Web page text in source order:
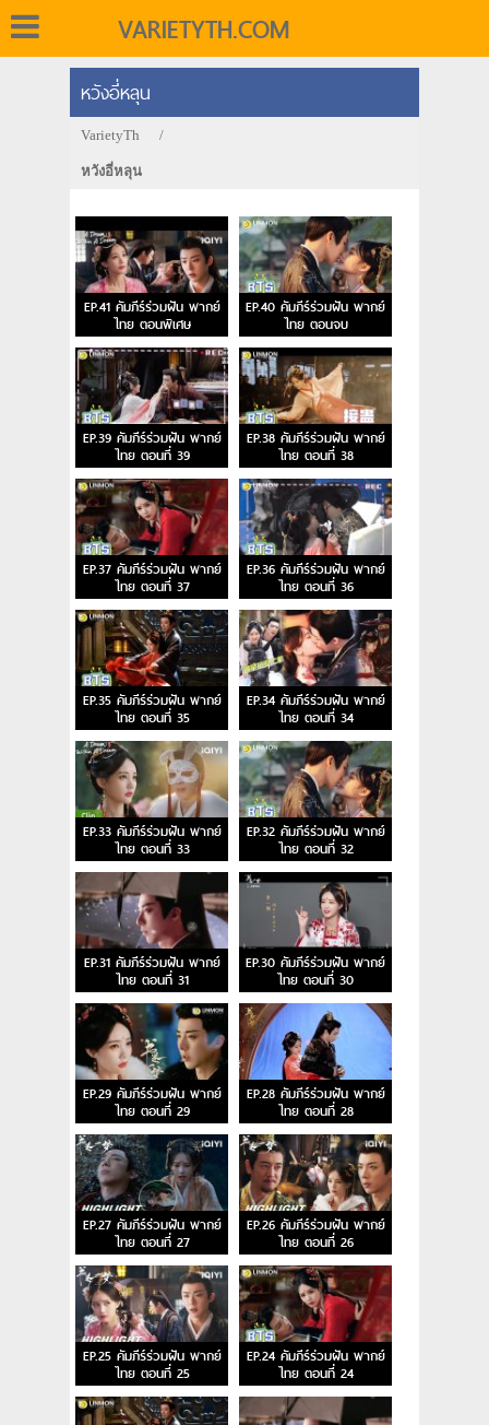
VARIETYTH.COM
หวังอี่หลุน
VarietyTh /
หวังอี่หลุน
EP.41 คัมภีร์ร่วมฝัน พากย์
ไทย ตอนพิเศษ
EP.40 คัมภีร์ร่วมฝัน พากย์
ไทย ตอนจบ
EP.39 คัมภีร์ร่วมฝัน พากย์
ไทย ตอนที่ 39
EP.38 คัมภีร์ร่วมฝัน พากย์
ไทย ตอนที่ 38
EP.37 คัมภีร์ร่วมฝัน พากย์
ไทย ตอนที่ 37
EP.36 คัมภีร์ร่วมฝัน พากย์
ไทย ตอนที่ 36
EP.35 คัมภีร์ร่วมฝัน พากย์
ไทย ตอนที่ 35
EP.34 คัมภีร์ร่วมฝัน พากย์
ไทย ตอนที่ 34
EP.33 คัมภีร์ร่วมฝัน พากย์
ไทย ตอนที่ 33
EP.32 คัมภีร์ร่วมฝัน พากย์
ไทย ตอนที่ 32
EP.31 คัมภีร์ร่วมฝัน พากย์
ไทย ตอนที่ 31
EP.30 คัมภีร์ร่วมฝัน พากย์
ไทย ตอนที่ 30
EP.29 คัมภีร์ร่วมฝัน พากย์
ไทย ตอนที่ 29
EP.28 คัมภีร์ร่วมฝัน พากย์
ไทย ตอนที่ 28
EP.27 คัมภีร์ร่วมฝัน พากย์
ไทย ตอนที่ 27
EP.26 คัมภีร์ร่วมฝัน พากย์
ไทย ตอนที่ 26
EP.25 คัมภีร์ร่วมฝัน พากย์
ไทย ตอนที่ 25
EP.24 คัมภีร์ร่วมฝัน พากย์
ไทย ตอนที่ 24